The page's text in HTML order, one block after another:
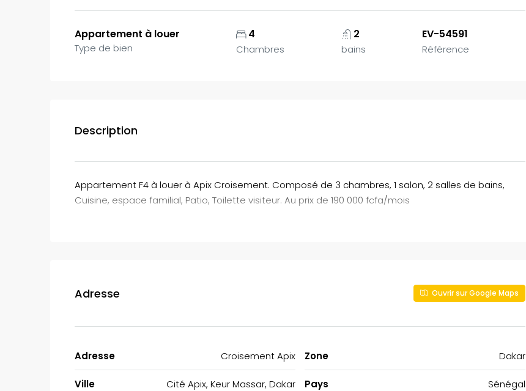
Appartement à louer
Type de bien
4
Chambres
2
bains
EV-54591
Référence
Description
Appartement F4 à louer à Apix Croisement. Composé de 3 chambres, 1 salon, 2 salles de bains,
Cuisine, espace familial, Patio, Toilette visiteur. Au prix de 190 000 fcfa/mois
Adresse Ouvrir sur Google Maps
Adresse Croisement Apix
Ville Cité Apix, Keur Massar, Dakar
Zone Dakar
Pays Sénégal
185,000,000FCFA